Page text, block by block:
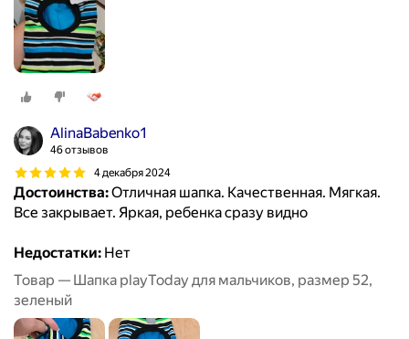
AlinaBabenko1
46 отзывов
4 декабря 2024
Достоинства:Отличная шапка. Качественная. Мягкая.
Все закрывает. Яркая, ребенка сразу видно
Недостатки: Нет
Товар — Шапка playToday для мальчиков, размер 52,
зеленый